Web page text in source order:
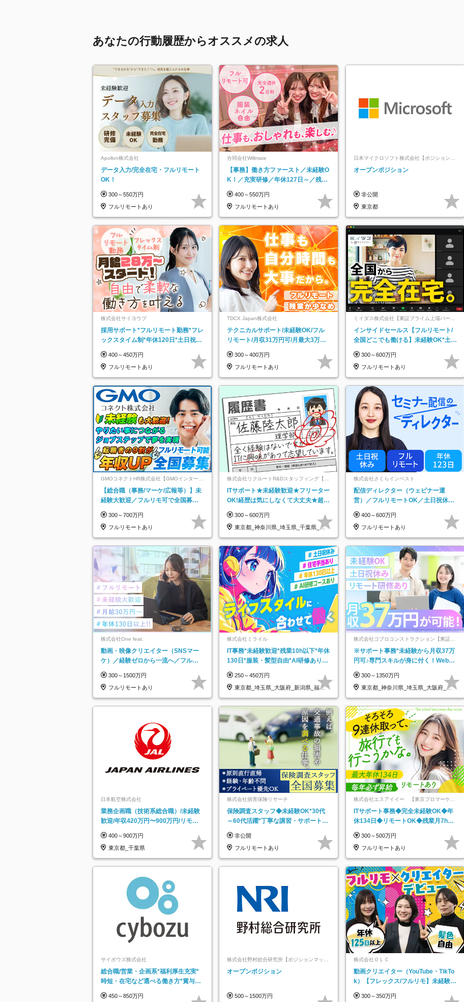
あなたの行動履歴からオススメの求人
Apollon株式会社
データ入力/完全在宅・フルリモート
OK！
300～550万円
フルリモートあり
合同会社Willmate
【事務】働き方ファースト／未経験O
K！／充実研修／年休127日～／残業
400～550万円
フルリモートあり
日本マイクロソフト株式会社【ポジションマ
ッチ登録】
オープンポジション
非公開
東京都
株式会社サイヨウブ
採用サポート*フルリモート勤務*フレ
ックスタイム制*年休120日*土日祝休
400～450万円
フルリモートあり
TDCX Japan株式会社
テクニカルサポート/未経験OK/フル
リモート/月収31万円可/月最大3万の
300～400万円
フルリモートあり
ミイダス株式会社【東証プライム上場パーソ
インサイドセールス【フルリモート/
全国どこでも働ける】未経験OK*土日
300～600万円
フルリモートあり
GMOコネクトHR株式会社【GMOインターネ
ットグループ】
【総合職（事務/マーケ/広報等）】未
経験大歓迎／フルリモ可で全国募
★
300～700万円
フルリモートあり
株式会社リクルートR&Dスタッフィング【リ
クルートグループ】
ITサポート★未経験歓迎★フリーター
OK!経歴は気にしなくて大丈夫★超大
300～600万円
東京都_神奈川県_埼玉県_千葉県_大
阪府…
株式会社さくらインベスト
配信ディレクター（ウェビナー運
営）／フルリモートOK／土日祝休み
400～600万円
フルリモートあり
株式会社One feat.
動画・映像クリエイター（SNSマー
ケ）／経験ゼロから一流へ／フルリ
日以上
300～1500万円
フルリモートあり
株式会社ミライル
IT事務*未経験歓迎*残業10h以下*年休
130日*服装・髪型自由*AI研修あり*
250～450万円
東京都_埼玉県_大阪府_新潟県_福岡
県
株式会社コプロコンストラクション【東証プ
ライム上場コプロ・ホールディングス子会
社】
※サポート事務*未経験から月収37万
円可♪専門スキルが身に付く！Web面
300～1350万円
東京都_神奈川県_埼玉県_大阪府_愛
知県…
日本航空株式会社
業務企画職（技術系総合職）/未経験
歓迎/年収420万円〜900万円/リモー
400～900万円
東京都_千葉県
株式会社損害保険リサーチ
保険調査スタッフ◆未経験OK*30代
～60代活躍*丁寧な講習・サポートあ
託
非公開
フルリモートあり
株式会社エスアイイー 【東京プロマーケッ
ITサポート事務◆完全未経験OK◆年
休134日◆リモートOK◆残業月7h以
300～500万円
フルリモートあり
サイボウズ株式会社
総合職/営業・企画系*福利厚生充実*
時短・在宅など選べる働き方*賞与年
450～850万円
株式会社野村総合研究所【ポジションマッチ
オープンポジション
500～1500万円
株式会社ＯＬＣ
動画クリエイター（YouTube・TikTo
k）【フレックス/フルリモ】未経験O
300～350万円